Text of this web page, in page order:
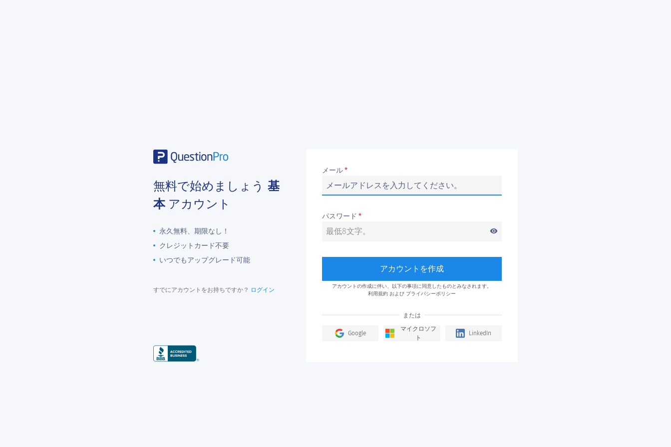
無料で始めましょう 基
本 アカウント
永久無料、期限なし！
クレジットカード不要
いつでもアップグレード可能
すでにアカウントをお持ちですか？ ログイン
メール*
パスワード *
visibility
アカウントを作成
アカウントの作成に伴い、以下の事項に同意したものとみなされます。
利用規約 および プライバシーポリシー
または
Google
マイクロソフ
ト
LinkedIn